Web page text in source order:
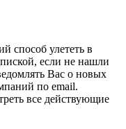
способ улететь в
если не нашли
Вас о новых
по email.
все действующие